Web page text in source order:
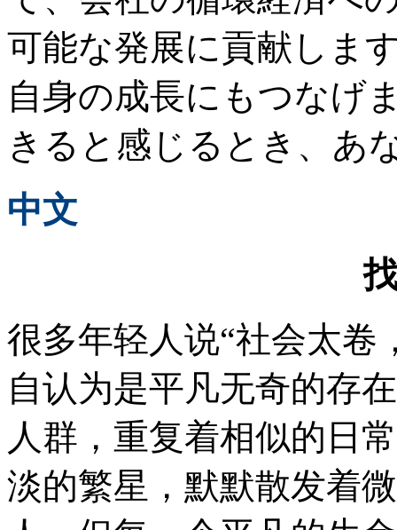
可能な発展に貢献しま
自身の成長にもつなげ
きると感じるとき、あ
中文
很多年轻人说“社会太卷
自认为是平凡无奇的存
人群，重复着相似的日
淡的繁星，默默散发着